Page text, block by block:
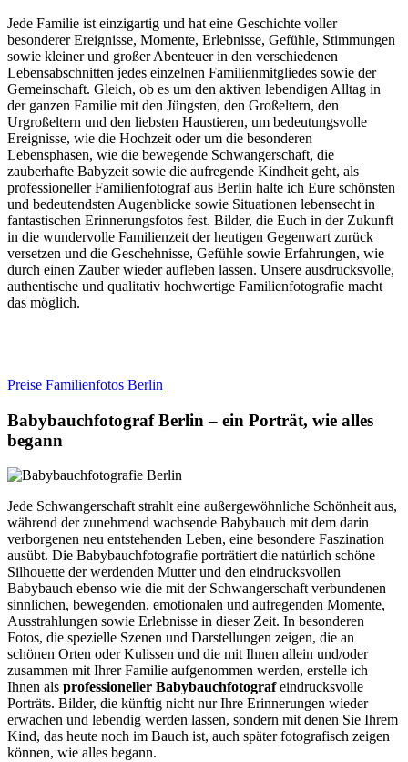
Jede Familie ist einzigartig und hat eine Geschichte voller
besonderer Ereignisse, Momente, Erlebnisse, Gefühle, Stimmungen
sowie kleiner und großer Abenteuer in den verschiedenen
Lebensabschnitten jedes einzelnen Familienmitgliedes sowie der
Gemeinschaft. Gleich, ob es um den aktiven lebendigen Alltag in
der ganzen Familie mit den Jüngsten, den Großeltern, den
Urgroßeltern und den liebsten Haustieren, um bedeutungsvolle
Ereignisse, wie die Hochzeit oder um die besonderen
Lebensphasen, wie die bewegende Schwangerschaft, die
zauberhafte Babyzeit sowie die aufregende Kindheit geht, als
professioneller Familienfotograf aus Berlin halte ich Eure schönsten
und bedeutendsten Augenblicke sowie Situationen lebensecht in
fantastischen Erinnerungsfotos fest. Bilder, die Euch in der Zukunft
in die wundervolle Familienzeit der heutigen Gegenwart zurück
versetzen und die Geschehnisse, Gefühle sowie Erfahrungen, wie
durch einen Zauber wieder aufleben lassen. Unsere ausdrucksvolle,
authentische und qualitativ hochwertige Familienfotografie macht
das möglich.
Preise Familienfotos Berlin
Babybauchfotograf Berlin – ein Porträt, wie alles
begann
Jede Schwangerschaft strahlt eine außergewöhnliche Schönheit aus,
während der zunehmend wachsende Babybauch mit dem darin
verborgenen neu entstehenden Leben, eine besondere Faszination
ausübt. Die Babybauchfotografie porträtiert die natürlich schöne
Silhouette der werdenden Mutter und den eindrucksvollen
Babybauch ebenso wie die mit der Schwangerschaft verbundenen
sinnlichen, bewegenden, emotionalen und aufregenden Momente,
Ausstrahlungen sowie Erlebnisse in dieser Zeit. In besonderen
Fotos, die spezielle Szenen und Darstellungen zeigen, die an
schönen Orten oder Kulissen und die mit Ihnen allein und/oder
zusammen mit Ihrer Familie aufgenommen werden, erstelle ich
Ihnen als professioneller Babybauchfotografeindrucksvolle
Porträts. Bilder, die künftig nicht nur Ihre Erinnerungen wieder
erwachen und lebendig werden lassen, sondern mit denen Sie Ihrem
Kind, das heute noch im Bauch ist, auch später fotografisch zeigen
können, wie alles begann.